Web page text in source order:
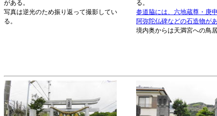
がある。
写真は逆光のため振り返って撮影してい
る。
る。
参道脇には、六地蔵尊・庚
阿弥陀仏碑などの石造物が
境内奥からは天満宮への鳥